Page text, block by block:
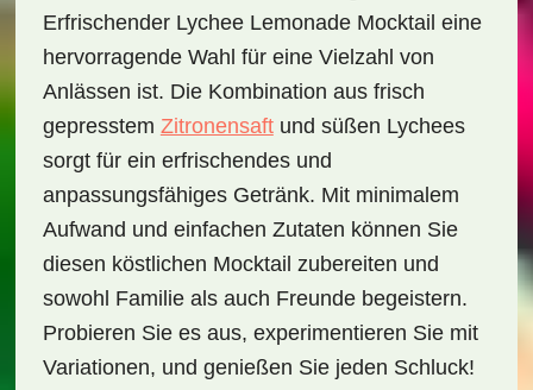
Erfrischender Lychee Lemonade Mocktail eine
hervorragende Wahl für eine Vielzahl von
Anlässen ist. Die Kombination aus frisch
gepresstem Zitronensaftund süßen Lychees
sorgt für ein erfrischendes und
anpassungsfähiges Getränk. Mit minimalem
Aufwand und einfachen Zutaten können Sie
diesen köstlichen Mocktail zubereiten und
sowohl Familie als auch Freunde begeistern.
Probieren Sie es aus, experimentieren Sie mit
Variationen, und genießen Sie jeden Schluck!